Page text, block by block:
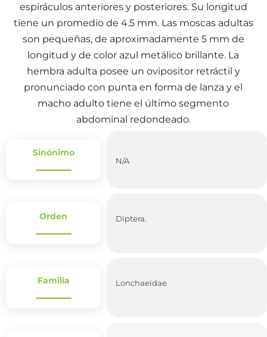
espiráculos anteriores y posteriores. Su longitud
tiene un promedio de 4.5 mm. Las moscas adultas
son pequeñas, de aproximadamente 5 mm de
longitud y de color azul metálico brillante. La
hembra adulta posee un ovipositor retráctil y
pronunciado con punta en forma de lanza y el
macho adulto tiene el último segmento
abdominal redondeado.
Sinónimo
N/A
Orden Díptera.
Familia Lonchaeidae